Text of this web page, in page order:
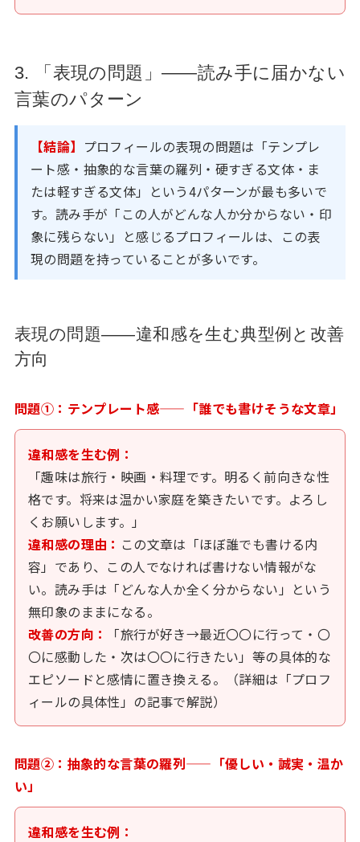
3. 「表現の問題」——読み手に届かない
言葉のパターン
【結論】 プロフィールの表現の問題は「テンプレ
ート感・抽象的な言葉の羅列・硬すぎる文体・ま
たは軽すぎる文体」という4パターンが最も多いで
す。読み手が「この人がどんな人か分からない・印
象に残らない」と感じるプロフィールは、この表
現の問題を持っていることが多いです。
表現の問題——違和感を生む典型例と改善
方向
問題①：テンプレート感——「誰でも書けそうな文章」
違和感を生む例：
「趣味は旅行・映画・料理です。明るく前向きな性
格です。将来は温かい家庭を築きたいです。よろし
くお願いします。」
違和感の理由： この文章は「ほぼ誰でも書ける内
容」であり、この人でなければ書けない情報がな
い。読み手は「どんな人か全く分からない」という
無印象のままになる。
改善の方向：
「旅行が好き→最近〇〇に行って・〇
〇に感動した・次は〇〇に行きたい」等の具体的な
エピソードと感情に置き換える。（詳細は「プロフ
ィールの具体性」の記事で解説）
問題②：抽象的な言葉の羅列——「優しい・誠実・温か
い」
違和感を生む例：